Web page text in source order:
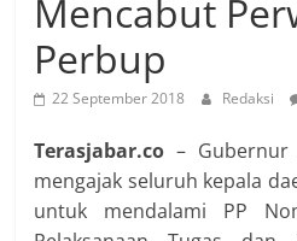
Mencabut
Perbup
22 September 2018 Redaksi
Terasjabar.co–
mengajak seluruh kepala
untuk mendalami PP